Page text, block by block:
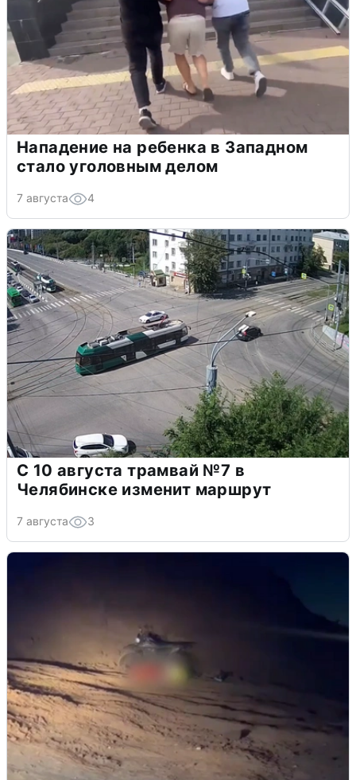
Нападение на ребенка в Западном
стало уголовным делом
7 августа 4
С 10 августа трамвай №7 в
Челябинске изменит маршрут
7 августа 3